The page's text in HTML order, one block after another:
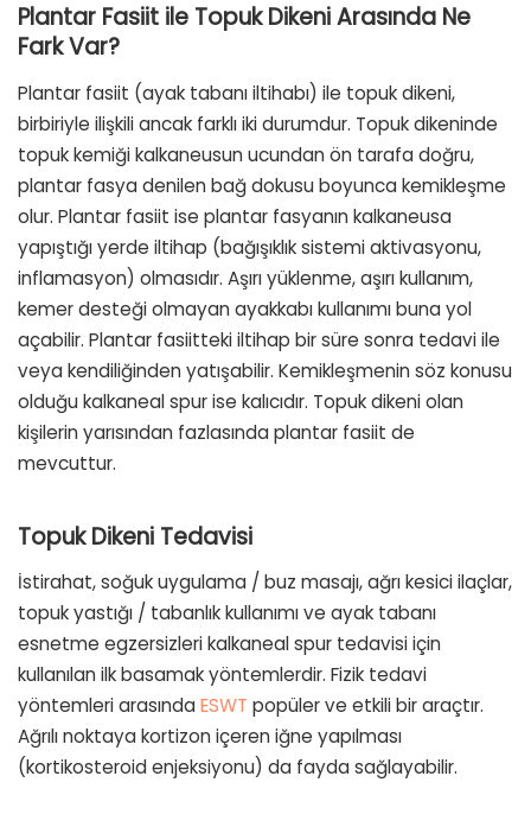
Plantar Fasiit ile Topuk Dikeni Arasında Ne
Fark Var?
Plantar fasiit (ayak tabanı iltihabı) ile topuk dikeni,
birbiriyle ilişkili ancak farklı iki durumdur. Topuk dikeninde
topuk kemiği kalkaneusun ucundan ön tarafa doğru,
plantar fasya denilen bağ dokusu boyunca kemikleşme
olur. Plantar fasiit ise plantar fasyanın kalkaneusa
yapıştığı yerde iltihap (bağışıklık sistemi aktivasyonu,
inflamasyon) olmasıdır. Aşırı yüklenme, aşırı kullanım,
kemer desteği olmayan ayakkabı kullanımı buna yol
açabilir. Plantar fasiitteki iltihap bir süre sonra tedavi ile
veya kendiliğinden yatışabilir. Kemikleşmenin söz konusu
olduğu kalkaneal spur ise kalıcıdır. Topuk dikeni olan
kişilerin yarısından fazlasında plantar fasiit de
mevcuttur.
Topuk Dikeni Tedavisi
İstirahat, soğuk uygulama / buz masajı, ağrı kesici ilaçlar,
topuk yastığı / tabanlık kullanımı ve ayak tabanı
esnetme egzersizleri kalkaneal spur tedavisi için
kullanılan ilk basamak yöntemlerdir. Fizik tedavi
yöntemleri arasında ESWT popüler ve etkili bir araçtır.
Ağrılı noktaya kortizon içeren iğne yapılması
(kortikosteroid enjeksiyonu) da fayda sağlayabilir.